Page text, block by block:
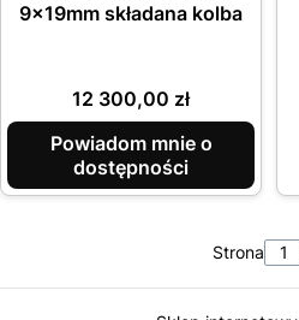
9x19mm składana kolba
Cena
12 300,00 zł
Powiadom mnie o
dostępności
Strona